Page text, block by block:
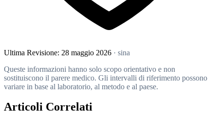
Ultima Revisione: 28 maggio 2026 · sina
Queste informazioni hanno solo scopo orientativo e non
sostituiscono il parere medico. Gli intervalli di riferimento possono
variare in base al laboratorio, al metodo e al paese.
Articoli Correlati